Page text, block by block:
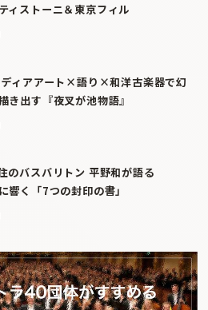
ィストーニ＆東京フィル
ィアアート×語り×和洋古楽器で幻
き出す『夜叉が池物語』
のバスバリトン 平野和が語る
響く「7つの封印の書」